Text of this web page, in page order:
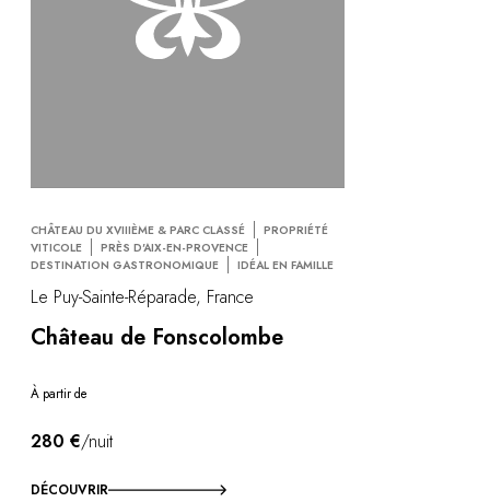
CHÂTEAU DU XVIIIÈME & PARC CLASSÉ
PROPRIÉTÉ
VITICOLE
PRÈS D'AIX-EN-PROVENCE
DESTINATION GASTRONOMIQUE
IDÉAL EN FAMILLE
Le Puy-Sainte-Réparade, France
Château de Fonscolombe
À partir de
280 €/nuit
DÉCOUVRIR